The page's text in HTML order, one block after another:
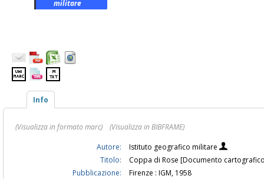
militare
Info
(Visualizza in formato marc)
(Visualizza in BIBFRAME)
Autore:
Istituto geografico militare
Titolo:
Coppa di Rose [Documento
Pubblicazione:
Firenze : IGM, 1958